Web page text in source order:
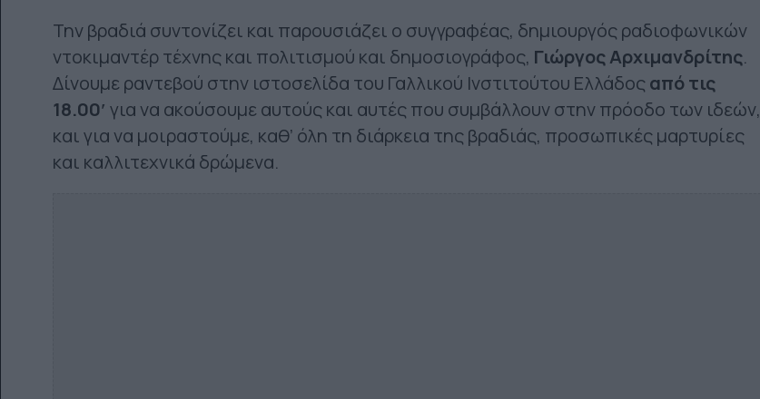
Την βραδιά συντονίζει και παρουσιάζει ο συγγραφέας, δημιουργός ραδιοφωνικών
ντοκιμαντέρ τέχνης και πολιτισμού και δημοσιογράφος, Γιώργος Αρχιμανδρίτης.
Δίνουμε ραντεβού στην ιστοσελίδα του Γαλλικού Ινστιτούτου Ελλάδοςαπό τις
18.00′ για να ακούσουμε αυτούς και αυτές που συμβάλλουν στην πρόοδο των ιδεών,
και για να μοιραστούμε, καθ’ όλη τη διάρκεια της βραδιάς, προσωπικές μαρτυρίες
και καλλιτεχνικά δρώμενα.